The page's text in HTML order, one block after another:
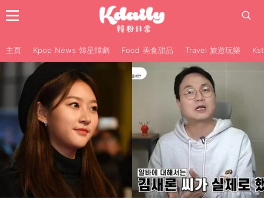
主頁 Kpop News 韓星韓劇 Food 美食甜品 Travel 旅遊玩樂